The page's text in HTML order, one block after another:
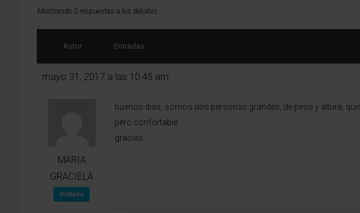
Mostrando 0 respuestas a los debates
Autor Entradas
mayo 31, 2017 a las 10:45 am
MARIA
GRACIELA
Invitado
buenos dias, somos dos personas grandes, de peso y altura,
pero confortable.
gracias